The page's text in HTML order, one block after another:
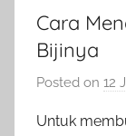
Cara
Bijinya
Posted on 12
Untuk